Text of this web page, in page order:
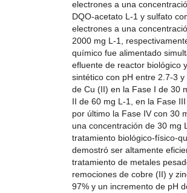
electrones a una
DQO-acetato L-1 y sulfato
electrones a una
2000 mg L-1,
químico fue alimentado
efluente de reactor biológico
sintético con pH entre 2.7-3
de Cu (II) en la Fase I de 30
II de 60 mg L-1, en la Fase
por último la Fase IV con 30
una concentración de 30 mg
tratamiento biológico-físico-
demostró ser altamente
tratamiento de metales
remociones de cobre (II) y
97% y un incremento de pH